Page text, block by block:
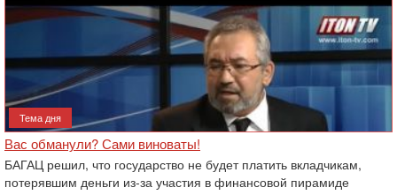
Тема дня
Вас обманули? Сами виноваты!‎
БАГАЦ решил, что государство не будет платить вкладчикам,
потерявшим деньги из-за ‎участия в финансовой пирамиде